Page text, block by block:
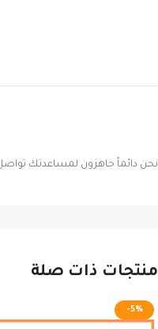
نحن دائماً جاهزون لمساعدتك
منتجات ذات صلة
-5%